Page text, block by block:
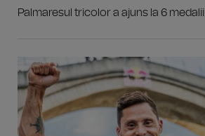
Palmaresul tricolor a ajuns la 6 medalii.